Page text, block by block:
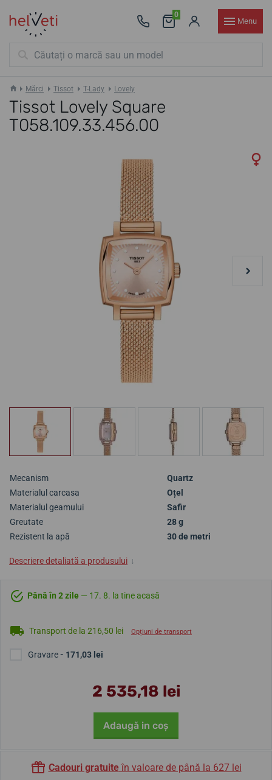
0
Menu
Mărci Tissot T-Lady Lovely
Tissot Lovely Square
T058.109.33.456.00
Mecanism
Quartz
Materialul carcasa
Oțel
Materialul geamului
Safir
Greutate
28 g
Rezistent la apă
30 de metri
Descriere detaliată a produsului ↓
Până în 2 zile — 17. 8. la tine acasă
Transport de la 216,50 lei Opțiuni de transport
Gravare- 171,03 lei
2 535,18 lei
Adaugă in coş
Cadouri gratuiteîn valoare de până la 627 lei